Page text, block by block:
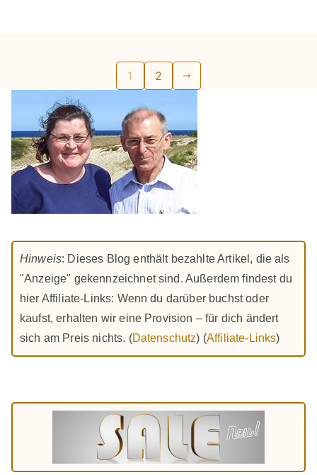
Seitennummerierung
der
Beiträge
1 2
Hinweis: Dieses Blog enthält bezahlte Artikel, die als
"Anzeige" gekennzeichnet sind. Außerdem findest du
hier Affiliate-Links: Wenn du darüber buchst oder
kaufst, erhalten wir eine Provision – für dich ändert
sich am Preis nichts. (Datenschutz) (Affiliate-Links)